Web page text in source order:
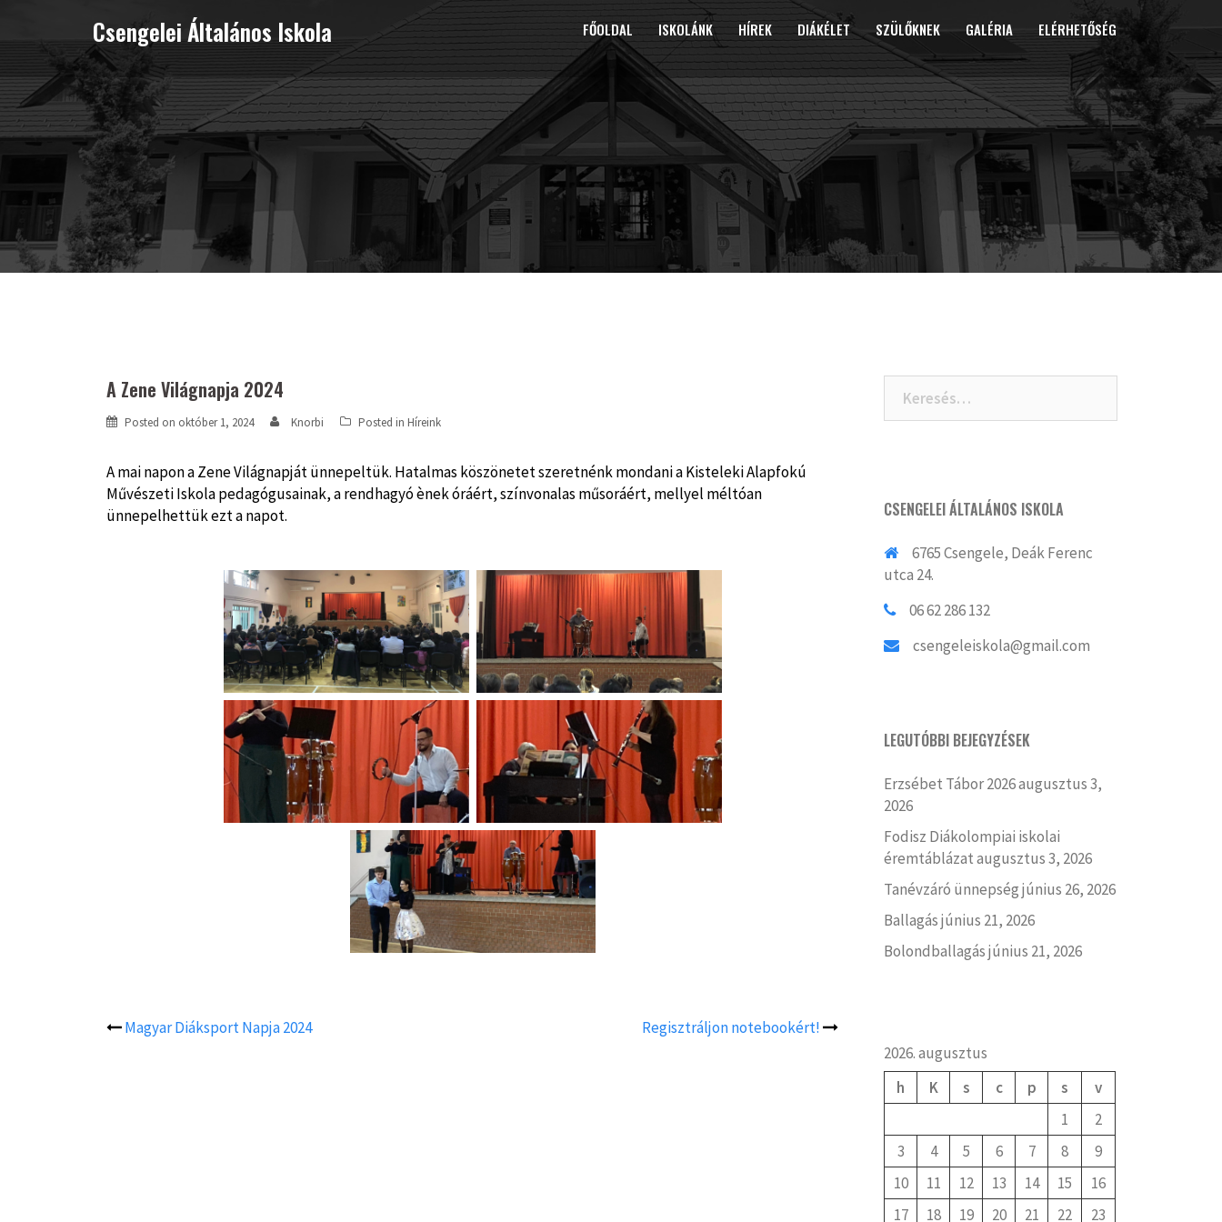
content
Csengelei Általános Iskola FŐOLDAL ISKOLÁNK HÍREK DIÁKÉLET SZÜLŐKNEK GALÉRIA ELÉRHETŐSÉG
A Zene Világnapja 2024
Posted on október 1, 2024 Knorbi Posted in Híreink
A mai napon a Zene Világnapját ünnepeltük. Hatalmas köszönetet szeretnénk mondani a Kisteleki Alapfokú
Művészeti Iskola pedagógusainak, a rendhagyó ènek óráért, színvonalas műsoráért, mellyel méltóan
ünnepelhettük ezt a napot.
Post
Magyar Diáksport Napja 2024 Regisztráljon notebookért!
CSENGELEI ÁLTALÁNOS ISKOLA
6765 Csengele, Deák Ferenc
utca 24.
06 62 286 132
csengeleiskola@gmail.com
LEGUTÓBBI BEJEGYZÉSEK
Erzsébet Tábor 2026augusztus 3,
2026
Fodisz Diákolompiai iskolai
éremtáblázataugusztus 3, 2026
Tanévzáró ünnepségjúnius 26, 2026
Ballagásjúnius 21, 2026
Bolondballagásjúnius 21, 2026
2026. augusztus
h
K s c p s
v
1
2
3
4 5 6 7 8
9
10
11 12 13 14 15
16
17
18 19 20 21 22 23